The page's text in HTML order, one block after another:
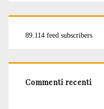
89.114 feed subscribers
Commenti recenti